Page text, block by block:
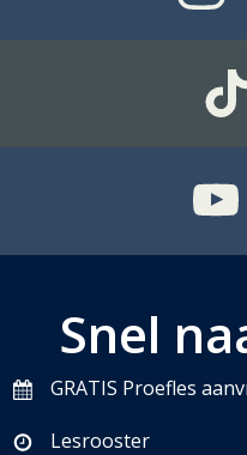
Snel
GRATIS Proefles
Lesrooster